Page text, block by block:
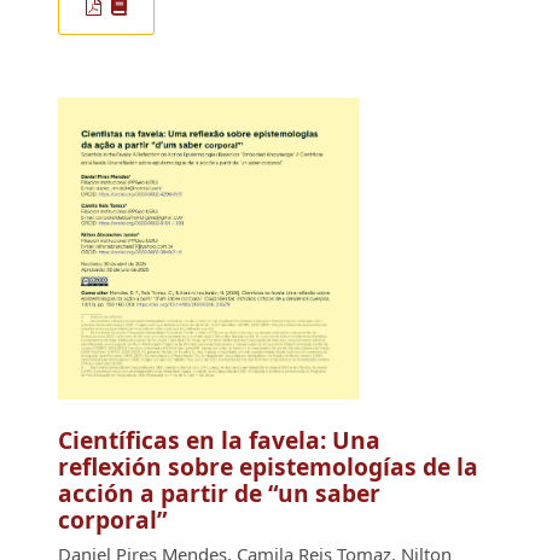
Científicas en la favela: Una
reflexión sobre epistemologías de la
acción a partir de “un saber
corporal”